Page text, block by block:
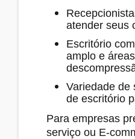
atender seus
Escritório
amplo e
Variedade de
de escritório
Para empresas
serviço ou E-